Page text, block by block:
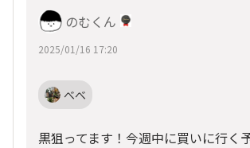
のむくん
2025/01/16 17:20
べべ
黒狙ってます！今週中に買いに行く